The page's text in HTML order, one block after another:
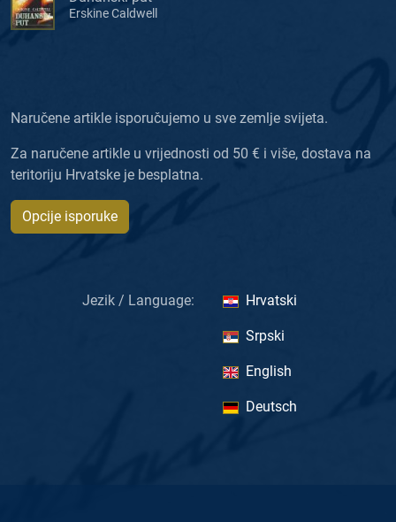
Erskine Caldwell
Naručene artikle isporučujemo u sve zemlje svijeta.
Za naručene artikle u vrijednosti od 50 € i više, dostava na
teritoriju Hrvatske je besplatna.
Opcije isporuke
Jezik / Language: Hrvatski
Srpski
English
Deutsch